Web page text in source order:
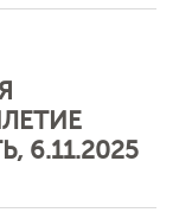
6.11.2025